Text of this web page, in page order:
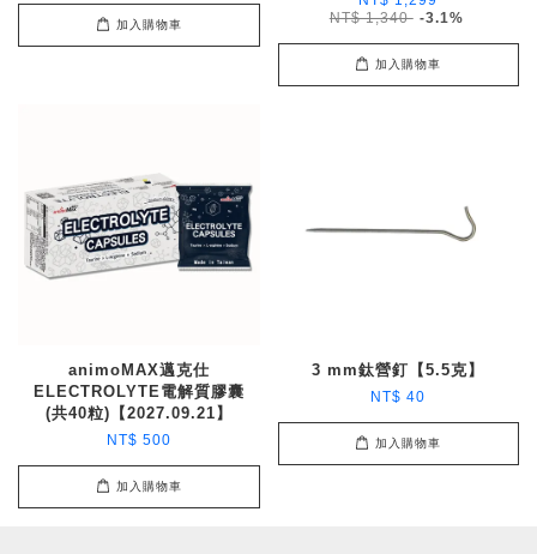
加入購物車
NT$ 1,340 -3.1%
加入購物車
animoMAX邁克仕
ELECTROLYTE電解質膠囊
(共40粒)【2027.09.21】
NT$ 500
加入購物車
3 mm鈦營釘【5.5克】
NT$ 40
加入購物車